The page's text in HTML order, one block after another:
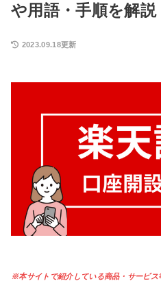
や用語・手順を解説
2023.09.18更新
※本サイトで紹介している商品・サービ